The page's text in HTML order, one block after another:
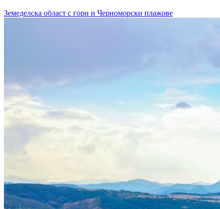
Земеделска област с гори и Черноморски плажове